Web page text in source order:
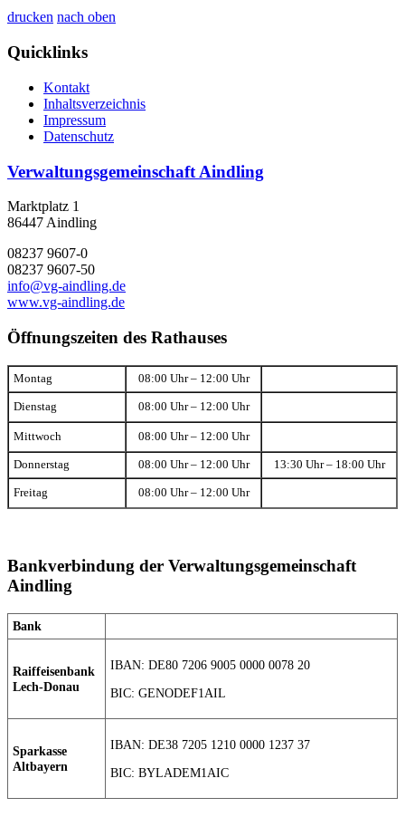
drucken nach oben
Quicklinks
Kontakt
Inhaltsverzeichnis
Impressum
Datenschutz
Verwaltungsgemeinschaft Aindling
Marktplatz 1
86447 Aindling
08237 9607-0
08237 9607-50
info@vg-aindling.de
www.vg-aindling.de
Öffnungszeiten des Rathauses
Montag 08:00 Uhr – 12:00 Uhr
Dienstag 08:00 Uhr – 12:00 Uhr
Mittwoch 08:00 Uhr – 12:00 Uhr
Donnerstag 08:00 Uhr – 12:00 Uhr 13:30 Uhr – 18:00 Uhr
Freitag 08:00 Uhr – 12:00 Uhr
Bankverbindung der Verwaltungsgemeinschaft
Aindling
Bank
Raiffeisenbank
Lech-Donau
IBAN: DE80 7206 9005 0000 0078 20
BIC: GENODEF1AIL
Sparkasse
Altbayern
IBAN: DE38 7205 1210 0000 1237 37
BIC: BYLADEM1AIC